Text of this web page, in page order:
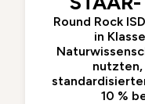
Round Rock ISD
in
10 %